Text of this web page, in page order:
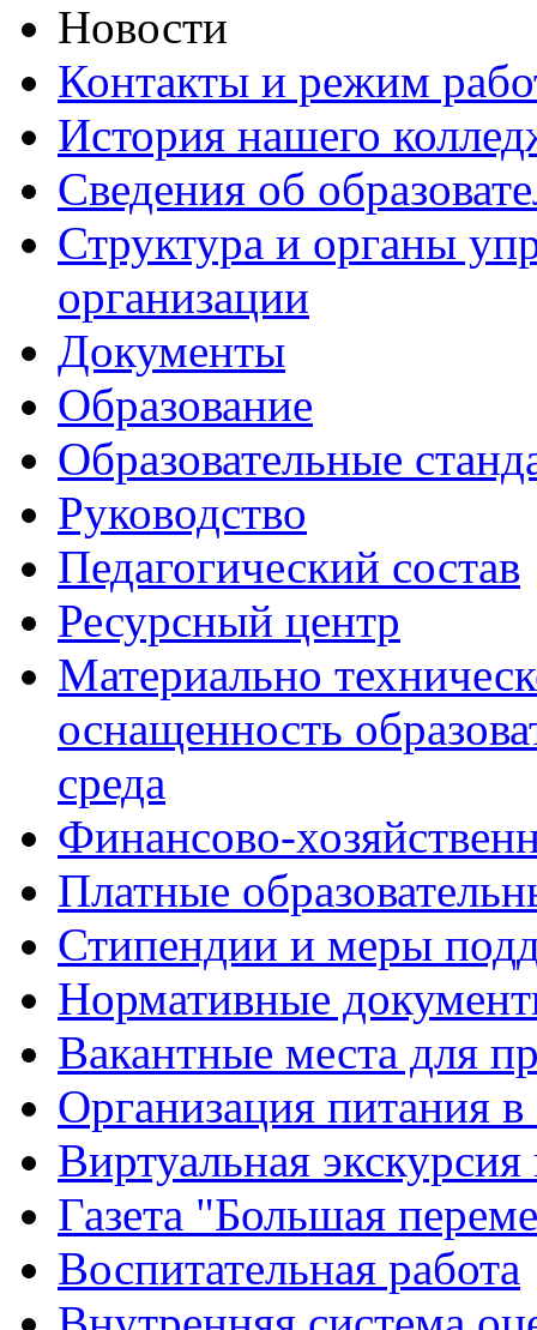
Новости
Контакты и режим
История нашего
Сведения об
Структура и органы
организации
Документы
Образование
Образовательные
Руководство
Педагогический состав
Ресурсный центр
Материально
оснащенность
среда
Финансово-
Платные
Стипендии и меры
Нормативные
Вакантные места для
Организация питания в
Виртуальная
Газета "Большая
Воспитательная работа